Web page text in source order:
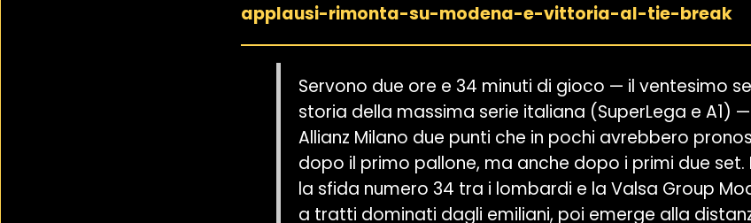
applausi-rimonta-su-modena-e-vittoria-al-tie-break
Servono due ore e 34 minuti di gioco — il ventesimo
storia della massima serie italiana (SuperLega e A1)
Allianz Milano due punti che in pochi avrebbero
dopo il primo pallone, ma anche dopo i primi due set.
la sfida numero 34 tra i lombardi e la Valsa Group
a tratti dominati dagli emiliani, poi emerge alla